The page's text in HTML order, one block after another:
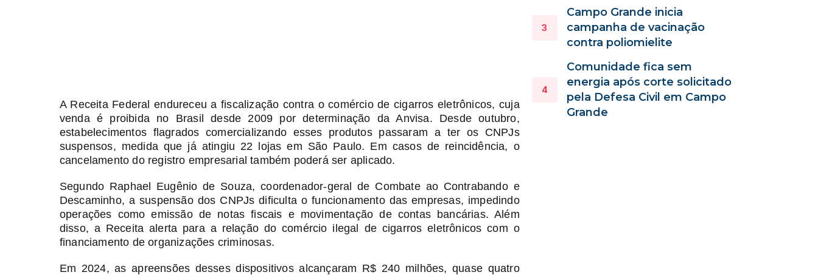
A Receita Federal endureceu a fiscalização contra o comércio de cigarros eletrônicos, cuja
venda é proibida no Brasil desde 2009 por determinação da Anvisa. Desde outubro,
estabelecimentos flagrados comercializando esses produtos passaram a ter os CNPJs
suspensos, medida que já atingiu 22 lojas em São Paulo. Em casos de reincidência, o
cancelamento do registro empresarial também poderá ser aplicado.
Segundo Raphael Eugênio de Souza, coordenador-geral de Combate ao Contrabando e
Descaminho, a suspensão dos CNPJs dificulta o funcionamento das empresas, impedindo
operações como emissão de notas fiscais e movimentação de contas bancárias. Além
disso, a Receita alerta para a relação do comércio ilegal de cigarros eletrônicos com o
financiamento de organizações criminosas.
Em 2024, as apreensões desses dispositivos alcançaram R$ 240 milhões, quase quatro
Campo Grande inicia
campanha de vacinação
contra poliomielite
Comunidade fica sem
energia após corte solicitado
pela Defesa Civil em Campo
Grande